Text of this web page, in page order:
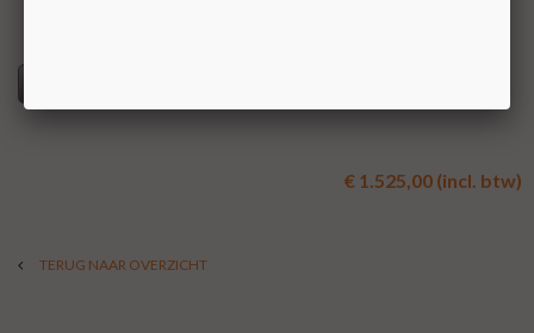
€ 1.525,00 (incl. btw)
TERUG NAAR OVERZICHT